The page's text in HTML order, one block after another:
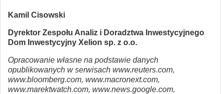
Kamil Cisowski
Dyrektor Zespołu Analiz i Doradztwa Inwestycyjnego
Dom Inwestycyjny Xelion sp. z o.o.
Opracowanie własne na podstawie danych
opublikowanych w serwisach www.reuters.com,
www.bloomberg.com, www.macronext.com,
www.marektwatch.com, www.news.google.com,